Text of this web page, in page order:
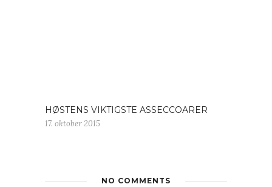
HØSTENS VIKTIGSTE ASSECCOARER
17. oktober 2015
NO COMMENTS